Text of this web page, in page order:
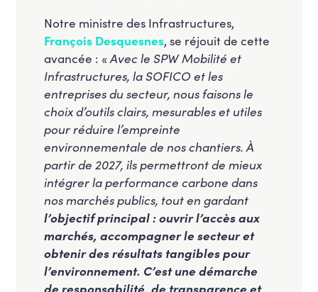
Notre ministre des Infrastructures,
François Desquesnes, se réjouit de cette
avancée : «Avec le SPW Mobilité et
Infrastructures, la SOFICO et les
entreprises du secteur, nous faisons le
choix d’outils clairs, mesurables et utiles
pour réduire l’empreinte
environnementale de nos chantiers. À
partir de 2027, ils permettront de mieux
intégrer la performance carbone dans
nos marchés publics, tout en gardant
l’objectif principal : ouvrir l’accès aux
marchés, accompagner le secteur et
obtenir des résultats tangibles pour
l’environnement. C’est une démarche
de responsabilité, de transparence et